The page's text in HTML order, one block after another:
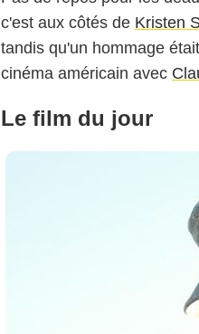
c'est aux côtés de Kristen
tandis qu'un hommage
cinéma américain avec
Le film du jour